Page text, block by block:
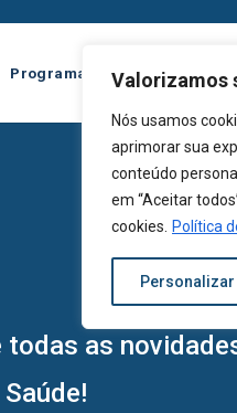
Valorizamos
Nós usamos
aprimorar sua
conteúdo
em “Aceitar
cookies.
Política
Personalizar
Programas Nutrição
as